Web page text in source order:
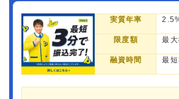
実質年率
限度額 最
融資時間 最